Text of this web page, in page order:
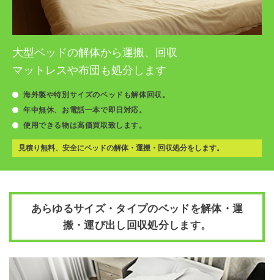
大型ベッドの解体から運搬、回収
マットレスや布団も処分します
海外製や特別サイズのベッドも解体回収。
年中無休、お電話一本で即日対応。
使用できる物は高価買取致します。
見積り無料、安全にベッドの解体・運搬・回収処分をします。
あらゆるサイズ・タイプのベッドを解体・運
搬・運び出し回収処分します。